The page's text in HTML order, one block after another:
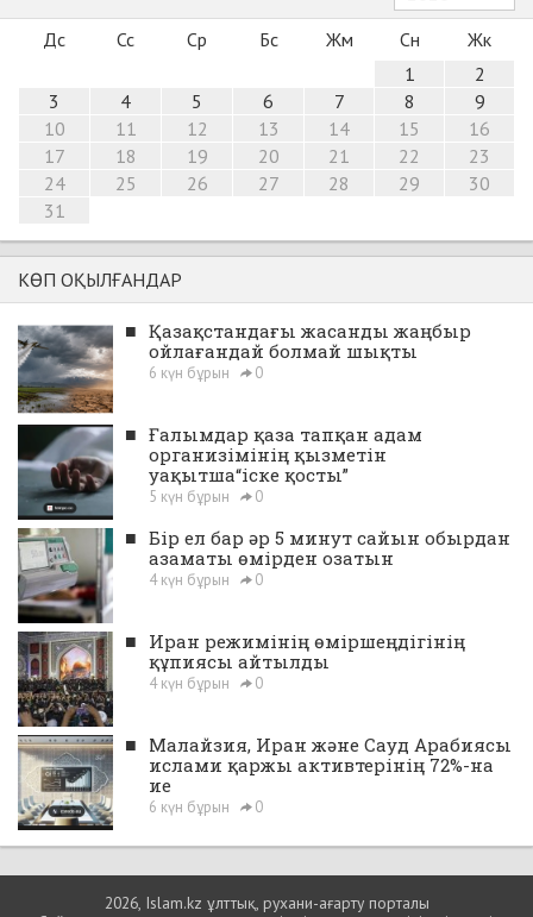
Дс Сс Ср Бс Жм Сн
Жк
1
2
3
4 5 6 7 8
9
10
11 12 13 14 15
16
17
18 19 20 21 22
23
24
25 26 27 28 29
30
31
КӨП ОҚЫЛҒАНДАР
■ Қазақстандағы жасанды жаңбыр
ойлағандай болмай шықты
6 күн бұрын 0
■ Ғалымдар қаза тапқан адам
организімінің қызметін
уақытша“іске қосты”
5 күн бұрын 0
■ Бір ел бар әр 5 минут сайын обырдан
азаматы өмірден озатын
4 күн бұрын 0
■ Иран режимінің өміршеңдігінің
құпиясы айтылды
4 күн бұрын 0
■ Малайзия, Иран және Сауд Арабиясы
ислами қаржы активтерінің 72%-на
ие
6 күн бұрын 0
2026, Islam.kz ұлттық, рухани-ағарту порталы